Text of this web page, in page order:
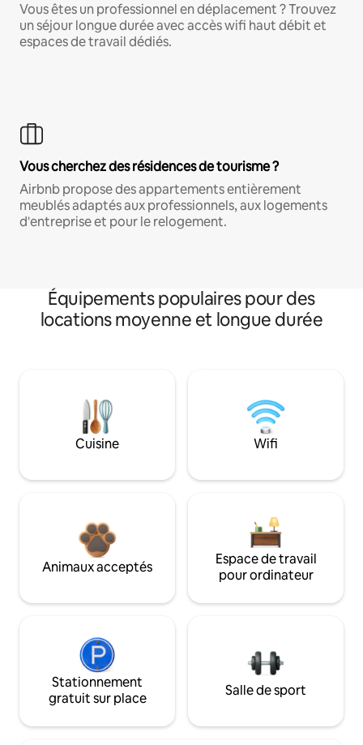
Vous êtes un professionnel en déplacement ? Trouvez
un séjour longue durée avec accès wifi haut débit et
espaces de travail dédiés.
Vous cherchez des résidences de tourisme ?
Airbnb propose des appartements entièrement
meublés adaptés aux professionnels, aux logements
d'entreprise et pour le relogement.
Équipements populaires pour des
locations moyenne et longue durée
Cuisine Wifi
Animaux acceptés
Espace de travail
pour ordinateur
Stationnement
gratuit sur place
Salle de sport